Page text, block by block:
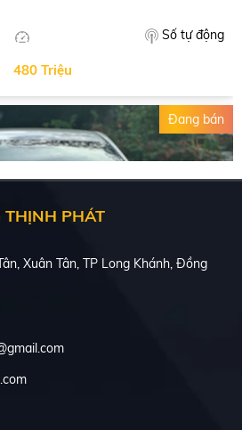
Số tự động
480 Triệu
Đang bán
ALTIS 2016
THỊNH PHÁT
Xuân Tân, TP Long Khánh, Đồng